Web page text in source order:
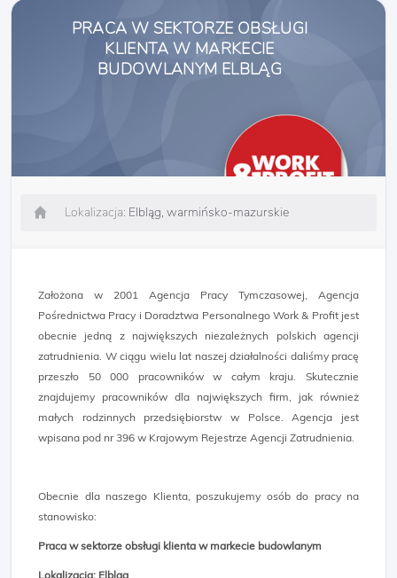
PRACA W SEKTORZE OBSŁUGI
KLIENTA W MARKECIE
BUDOWLANYM ELBLĄG
Lokalizacja: Elbląg, warmińsko-mazurskie
Założona w 2001 Agencja Pracy Tymczasowej, Agencja
Pośrednictwa Pracy i Doradztwa Personalnego Work & Profit jest
obecnie jedną z największych niezależnych polskich agencji
zatrudnienia. W ciągu wielu lat naszej działalności daliśmy pracę
przeszło 50 000 pracowników w całym kraju. Skutecznie
znajdujemy pracowników dla największych firm, jak również
małych rodzinnych przedsiębiorstw w Polsce. Agencja jest
wpisana pod nr 396 w Krajowym Rejestrze Agencji Zatrudnienia.
Obecnie dla naszego Klienta, poszukujemy osób do pracy na
stanowisko:
Praca w sektorze obsługi klienta w markecie budowlanym
Lokalizacja: Elbląg